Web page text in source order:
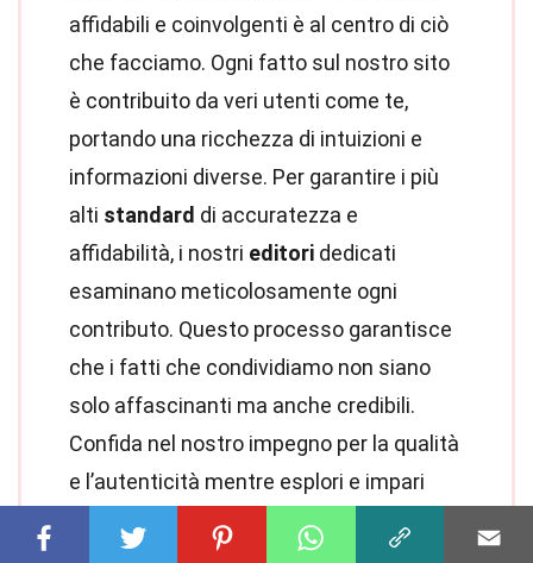
affidabili e coinvolgenti è al centro di ciò
che facciamo. Ogni fatto sul nostro sito
è contribuito da veri utenti come te,
portando una ricchezza di intuizioni e
informazioni diverse. Per garantire i più
alti standard di accuratezza e
affidabilità, i nostri editori dedicati
esaminano meticolosamente ogni
contributo. Questo processo garantisce
che i fatti che condividiamo non siano
solo affascinanti ma anche credibili.
Confida nel nostro impegno per la qualità
e l’autenticità mentre esplori e impari